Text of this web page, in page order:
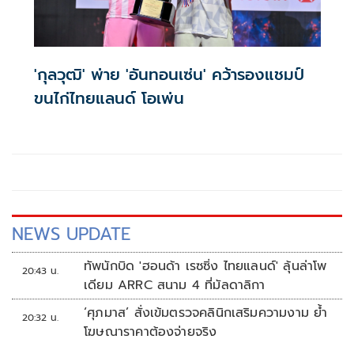
'กุลวุฒิ' พ่าย 'อันทอนเซ่น' คว้ารองแชมป์
ขนไก่ไทยแลนด์ โอเพ่น
NEWS UPDATE
20:43 น.
ทัพนักบิด 'ฮอนด้า เรซซิ่ง ไทยแลนด์' ลุ้นล่าโพ
เดียม ARRC สนาม 4 ที่มัลดาลิกา
20:32 น.
‘ศุภมาส’ สั่งเข้มตรวจคลินิกเสริมความงาม ย้ำ
โฆษณาราคาต้องจ่ายจริง